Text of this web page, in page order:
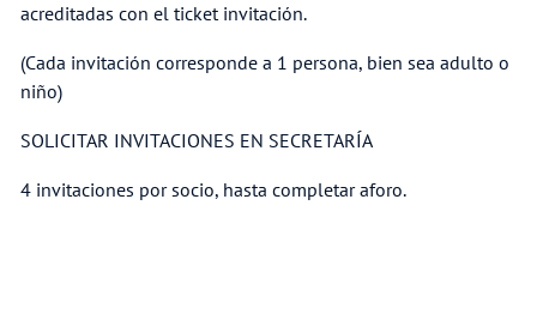
acreditadas con el ticket invitación.
(Cada invitación corresponde a 1 persona, bien sea adulto o
niño)
SOLICITAR INVITACIONES EN SECRETARÍA
4 invitaciones por socio, hasta completar aforo.